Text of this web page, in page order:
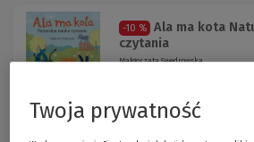
-10 %
Ala ma kota
czytania
Małgorzata Swędrowska
Twoja prywatność